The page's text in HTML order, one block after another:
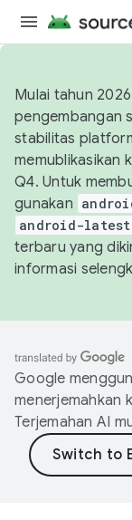
Mulai tahun
pengembangan
stabilitas
memublikasikan
Q4. Untuk
gunakan
android-
terbaru yang
informasi
Google
menerjemahkan
Terjemahan AI